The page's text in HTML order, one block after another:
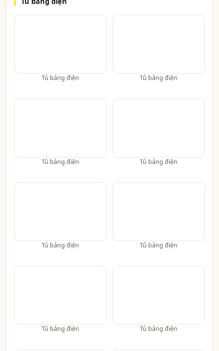
Tủ bảng điện Tủ bảng điện
Tủ bảng điện Tủ bảng điện
Tủ bảng điện Tủ bảng điện
Tủ bảng điện Tủ bảng điện